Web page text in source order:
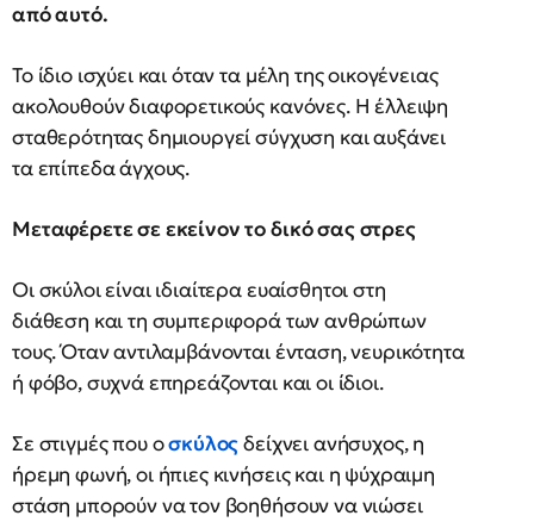
από αυτό.
Το ίδιο ισχύει και όταν τα μέλη της οικογένειας
ακολουθούν διαφορετικούς κανόνες. Η έλλειψη
σταθερότητας δημιουργεί σύγχυση και αυξάνει
τα επίπεδα άγχους.
Μεταφέρετε σε εκείνον το δικό σας στρες
Οι σκύλοι είναι ιδιαίτερα ευαίσθητοι στη
διάθεση και τη συμπεριφορά των ανθρώπων
τους. Όταν αντιλαμβάνονται ένταση, νευρικότητα
ή φόβο, συχνά επηρεάζονται και οι ίδιοι.
Σε στιγμές που οσκύλοςδείχνει ανήσυχος, η
ήρεμη φωνή, οι ήπιες κινήσεις και η ψύχραιμη
στάση μπορούν να τον βοηθήσουν να νιώσει